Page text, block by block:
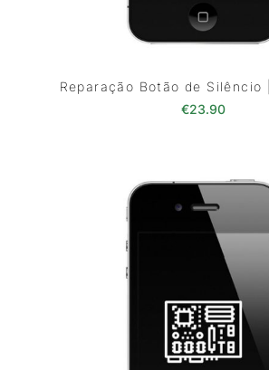
Reparação Botão de Silêncio
€23.90